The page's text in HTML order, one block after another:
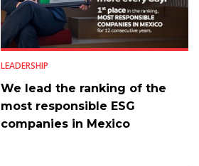
LEADERSHIP
We lead the ranking of the
most responsible ESG
companies in Mexico